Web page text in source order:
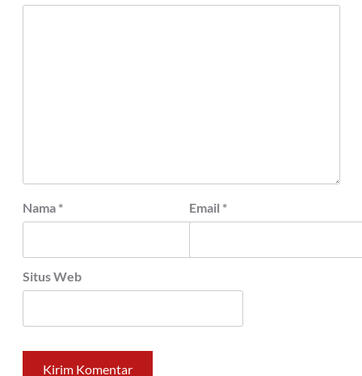
Nama * Email *
Situs Web